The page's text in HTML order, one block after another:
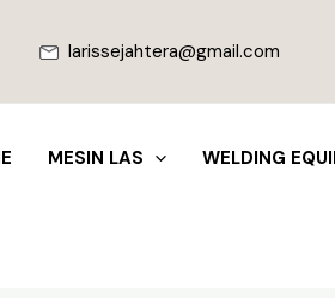
larissejahtera@gmail.com
MESIN LAS WELDING